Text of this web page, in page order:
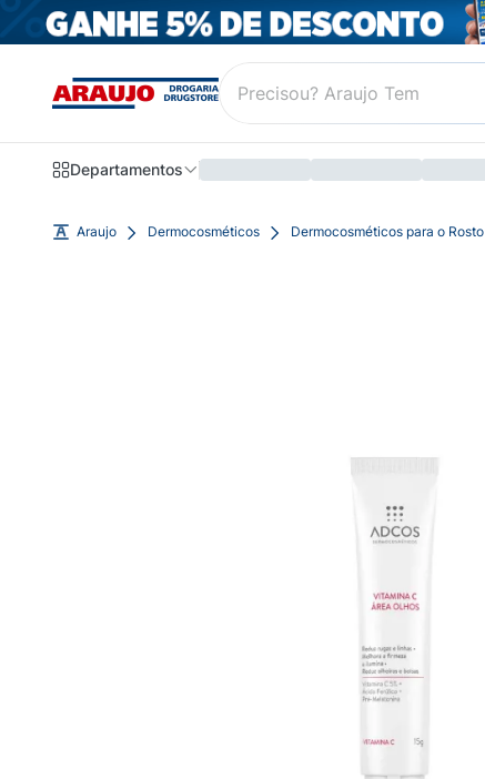
Departamentos
Araujo Dermocosméticos Dermocosméticos para o Rosto